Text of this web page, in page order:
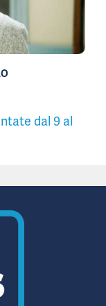
dal 9 al